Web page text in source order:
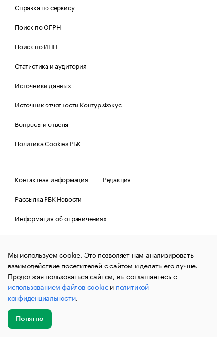
Справка по сервису
Поиск по ОГРН
Поиск по ИНН
Статистика и аудитория
Источники данных
Источник отчетности Контур.Фокус
Вопросы и ответы
Политика Cookies РБК
Контактная информация
Редакция
Рассылка РБК Новости
Информация об ограничениях
Правовая информация
О соблюдении авторских прав
© АО «РОСБИЗНЕСКОНСАЛТИНГ»,1995–2026.Сообщения
и материалы информационного агентства «РБК»
(зарегистрировано Федеральной службой по надзору в сфере
связи, информационных технологий и массовых
коммуникаций (Роскомнадзор) 09.12.2015 за номером ИА
№ФС77-63848) сопровождаются пометкой «РБК». Отдельные
публикации могут содержать информацию,
не предназначенную для пользователей
до 18 лет.
Мы используем cookie. Это позволяет нам анализировать
взаимодействие посетителей с сайтом и делать его лучше.
Продолжая пользоваться сайтом, вы соглашаетесь с
использованием файлов cookieи политикой
конфиденциальности.
Понятно